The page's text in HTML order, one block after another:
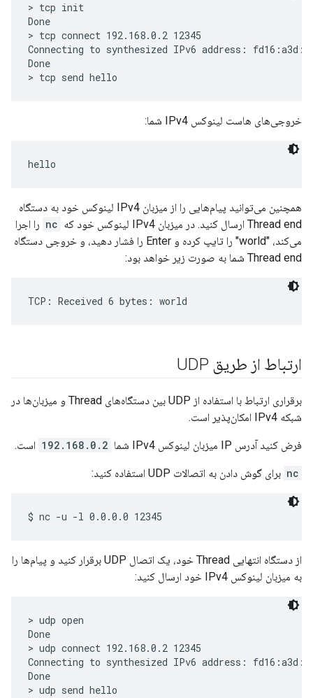
> tcp init
Done
> tcp connect 192.168.0.2 12345
Connecting to synthesized IPv6 address:
Done
خروجی‌های هاست لینوکس IPv4 شما:
همچنین می‌توانید پیام‌هایی را از میزبان IPv4 لینوکس خود به دستگاه
Thread end ارسال کنید. در میزبان IPv4 لینوکس خود که
nc را اجرا
می‌کند، "world" را تایپ کرده و Enter را فشار دهید، و خروجی دستگاه
Thread end شما به صورت زیر خواهد بود:
ارتباط از طریق UDP
برقراری ارتباط با استفاده از UDP بین دستگاه‌های Thread و میزبان‌ها در
شبکه IPv4 امکان‌پذیر است.
فرض کنید آدرس IP میزبان لینوکس IPv4 شما 192.168.0.2 است.
nc برای گوش دادن به اتصالات UDP استفاده کنید:
از دستگاه انتهایی Thread خود، یک اتصال UDP برقرار کنید و پیام‌ها را
به میزبان لینوکس IPv4 خود ارسال کنید:
> udp open
Done
> udp connect 192.168.0.2 12345
Connecting to synthesized IPv6 address:
Done
> udp send hello